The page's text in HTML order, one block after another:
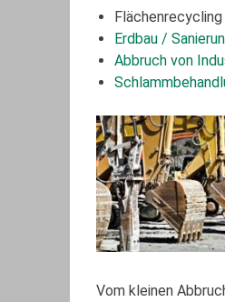
Flächenrecycling
Erdbau /
Abbruch von
Vom kleinen